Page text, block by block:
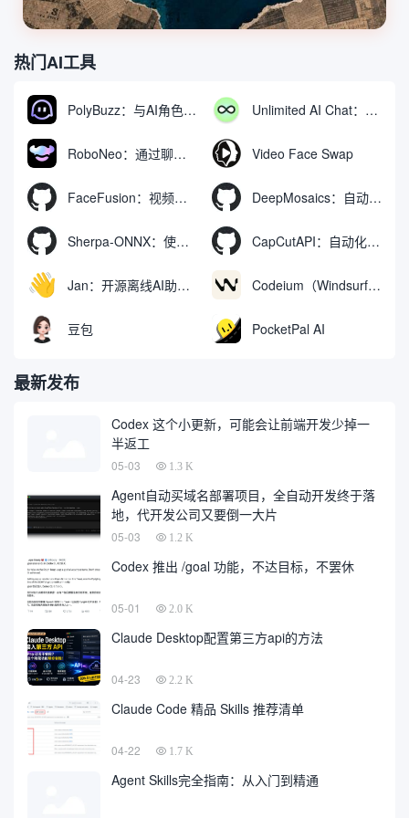
热门AI工具
PolyBuzz：与AI角色互动的免费聊天与角色扮演平台 Unlimited AI Chat：免费无限制的AI聊天工具
RoboNeo：通过聊天生成和编辑视频与图像的AI工具 Video Face Swap
FaceFusion：视频换脸增强工具|语音同步视频嘴型动作 DeepMosaics：自动去除图像和视频中的马赛克，或向其添加马赛克
Sherpa-ONNX：使用ONNXRuntime实现离线语音识别和合成 CapCutAPI：自动化控制CapCut视频剪辑的开源工具
Jan：开源离线AI助手，ChatGPT 替代品，运行本地AI模型或连接云端AI Codeium（Windsurf Editor）：免费的AI代码补全与聊天工具，Windsurf以对话方式编写完整项目代码
豆包 PocketPal AI
最新发布
Codex 这个小更新，可能会让前端开发少掉一
半返工
05-03 1.3 K
Agent自动买域名部署项目，全自动开发终于落
地，代开发公司又要倒一大片
05-03 1.2 K
Codex 推出 /goal 功能，不达目标，不罢休
05-01 2.0 K
Claude Desktop配置第三方api的方法
04-23 2.2 K
Claude Code 精品 Skills 推荐清单
04-22 1.7 K
Agent Skills完全指南：从入门到精通